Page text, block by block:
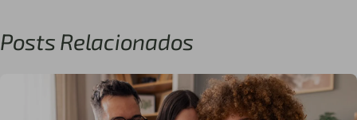
Posts Relacionados